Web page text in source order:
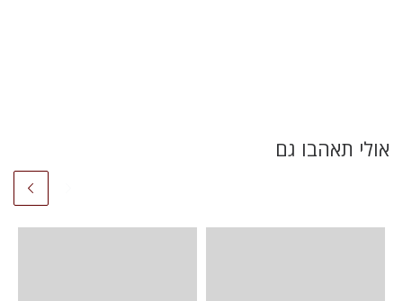
אולי תאהבו גם